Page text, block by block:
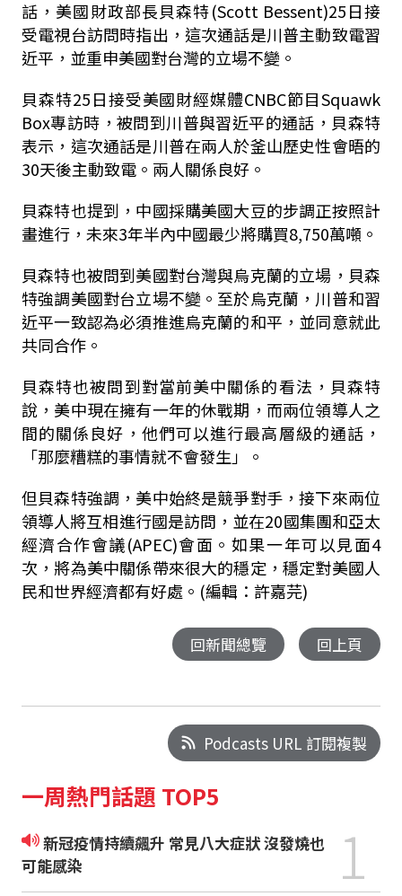
話，美國財政部長貝森特(Scott Bessent)25日接
受電視台訪問時指出，這次通話是川普主動致電習
近平，並重申美國對台灣的立場不變。
貝森特25日接受美國財經媒體CNBC節目Squawk
Box專訪時，被問到川普與習近平的通話，貝森特
表示，這次通話是川普在兩人於釜山歷史性會晤的
30天後主動致電。兩人關係良好。
貝森特也提到，中國採購美國大豆的步調正按照計
畫進行，未來3年半內中國最少將購買8,750萬噸。
貝森特也被問到美國對台灣與烏克蘭的立場，貝森
特強調美國對台立場不變。至於烏克蘭，川普和習
近平一致認為必須推進烏克蘭的和平，並同意就此
共同合作。
貝森特也被問到對當前美中關係的看法，貝森特
說，美中現在擁有一年的休戰期，而兩位領導人之
間的關係良好，他們可以進行最高層級的通話，
「那麼糟糕的事情就不會發生」。
但貝森特強調，美中始終是競爭對手，接下來兩位
領導人將互相進行國是訪問，並在20國集團和亞太
經濟合作會議(APEC)會面。如果一年可以見面4
次，將為美中關係帶來很大的穩定，穩定對美國人
民和世界經濟都有好處。(編輯：許嘉芫)
回新聞總覽 回上頁
Podcasts URL 訂閱複製
一周熱門話題 TOP5
新冠疫情持續飆升 常見八大症狀 沒發燒也
可能感染
1